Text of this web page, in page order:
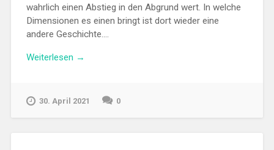
wahrlich einen Abstieg in den Abgrund wert. In welche
Dimensionen es einen bringt ist dort wieder eine
andere Geschichte….
Weiterlesen „Noch
den
→
30. April 2021 0